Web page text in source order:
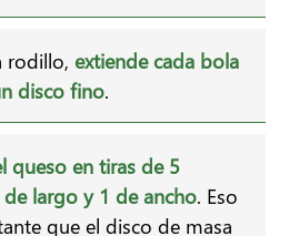
rodillo, extiende cada bola
disco fino.
queso en tiras de 5
largo y 1 de ancho. Eso
que el disco de masa